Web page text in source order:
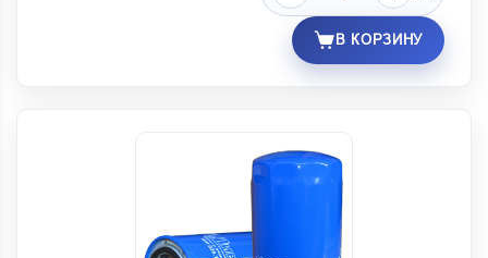
В КОРЗИНУ